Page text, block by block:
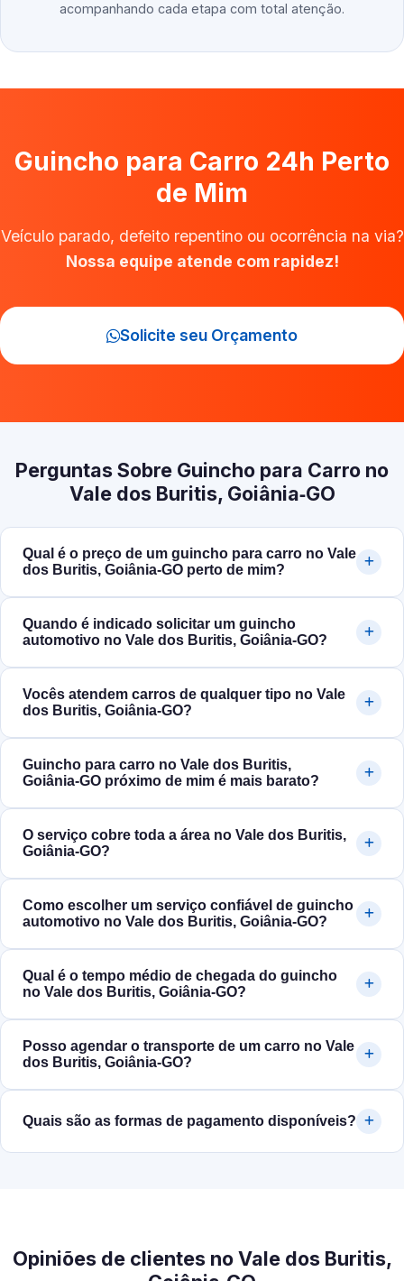
acompanhando cada etapa com total atenção.
Guincho para Carro 24h Perto
de Mim
Veículo parado, defeito repentino ou ocorrência na via?
Nossa equipe atende com rapidez!
Solicite seu Orçamento
Perguntas Sobre Guincho para Carro no
Vale dos Buritis, Goiânia‑GO
Qual é o preço de um guincho para carro no Vale
dos Buritis, Goiânia‑GO perto de mim?
Quando é indicado solicitar um guincho
automotivo no Vale dos Buritis, Goiânia‑GO?
Vocês atendem carros de qualquer tipo no Vale
dos Buritis, Goiânia‑GO?
Guincho para carro no Vale dos Buritis,
Goiânia‑GO próximo de mim é mais barato?
O serviço cobre toda a área no Vale dos Buritis,
Goiânia‑GO?
Como escolher um serviço confiável de guincho
automotivo no Vale dos Buritis, Goiânia‑GO?
Qual é o tempo médio de chegada do guincho
no Vale dos Buritis, Goiânia‑GO?
Posso agendar o transporte de um carro no Vale
dos Buritis, Goiânia‑GO?
Quais são as formas de pagamento disponíveis?
Opiniões de clientes no Vale dos Buritis,